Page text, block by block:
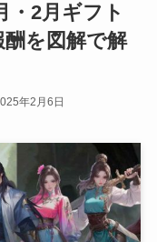
・2月ギフト
酬を図解で解
年2月6日